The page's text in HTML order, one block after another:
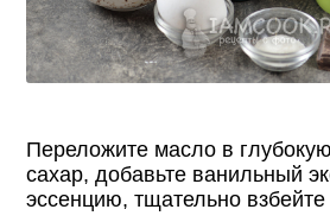
Переложите масло в
сахар, добавьте ванильный
эссенцию, тщательно